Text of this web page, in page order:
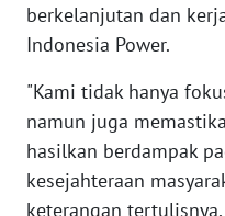
berkelanjutan dan
Indonesia Power.
"Kami tidak hanya
namun juga
hasilkan berdampak
kesejahteraan
keterangan
WN
WN
SERAMBI